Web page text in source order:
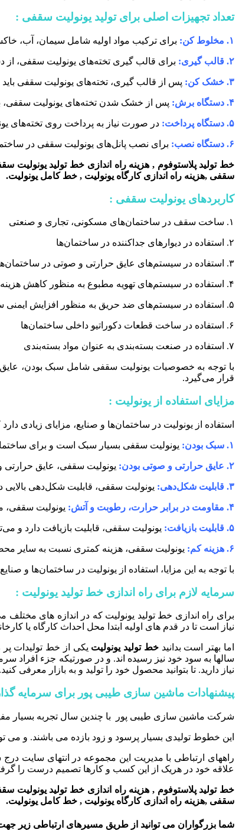
تعداد تجهیزات اصلی برای تولید یونولیت سقفی :
۱. مخلوط کن: برای ترکیب مواد اولیه شامل سیمان، آب،
۲. قالب گیری: برای قالب گیری تخته‌های یونولیت سقفی،
۳. خشک کن: پس از قالب گیری، تخته‌های یونولیت سقفی
۴. دستگاه برش: پس از خشک شدن تخته‌های یونولیت سقفی،
۵. دستگاه پرداخت: در صورت نیاز به پرداخت روی تخته‌های
۶. دستگاه نصب: برای نصب پانل‌های یونولیت سقفی در
خط تولید پلاستوفوم , هزینه راه اندازی خط تولید یونولیت
سقفی ,هزینه راه اندازی کارگاه یونولیت , خط کامل یونولیت.
کاربردهای یونولیت سقفی :
۱. ساخت سقف در ساختمان‌های مسکونی، تجاری و صنعتی
۲. استفاده در دیوارهای جداکننده در ساختمان‌ها
۳. استفاده در سیستم‌های عایق حرارتی و صوتی در ساختمان‌ها
۴. استفاده در سیستم‌های تهویه مطبوع به منظور کاهش هزینه‌های انرژی
۵. استفاده در سیستم‌های ضد حریق به منظور افزایش ایمنی ساختمان
۶. استفاده در ساخت قطعات دکوراتیو داخلی ساختمان‌ها
۷. استفاده در صنعت بسته‌بندی به عنوان مواد بسته‌بندی
با توجه به خصوصیات یونولیت سقفی شامل سبک بودن،
قرار می‌گیرد.
مزایای استفاده از یونولیت :
استفاده از یونولیت در ساختمان‌ها و صنایع، مزایای زیادی
۱. سبک بودن: یونولیت سقفی بسیار سبک است و برای
۲. عایق حرارتی و صوتی بودن: یونولیت سقفی، عایق حرارتی
۳. قابلیت شکل‌دهی: یونولیت سقفی، قابلیت شکل‌دهی بالایی
۴. مقاومت در برابر حرارت، رطوبت و آتش: یونولیت سقفی،
۵. قابلیت بازیافت: یونولیت سقفی، قابلیت بازیافت دارد و
۶. هزینه کم: یونولیت سقفی، هزینه کمتری نسبت به سایر
با توجه به این مزایا، استفاده از یونولیت در ساختمان‌ها و
سرمایه لازم برای راه اندازی خط تولید یونولیت :
نیاز است تا در قدم های اولیه ابتدا محل احداث کارگاه یا
اما بهتر است بدانیدخط تولید یونولیت یکی از خط تولیدات
سالها به سود خود نیز رسیده اند. و در صورتیکه جزء افراد
نیاز دارید. تا بتوانید محصول خود را تولید و به بازار
پیشنهادات ماشین سازی طیبی پور برای سرمایه
شرکت ماشین سازی طیبی پور با چندین سال تجربه بسیار مفید
این خطوط تولیدی بسیار پرسود و زود بازده می باشند. و
راههای ارتباطی با مدیریت این مجموعه در انتهای سایت
علاقه خود در هریک از این کسب و کارها تصمیم درست را
خط تولید پلاستوفوم , هزینه راه اندازی خط تولید یونولیت
سقفی ,هزینه راه اندازی کارگاه یونولیت , خط کامل یونولیت.
شما بزرگواران می توانید از طریق مسیرهای ارتباطی زیر